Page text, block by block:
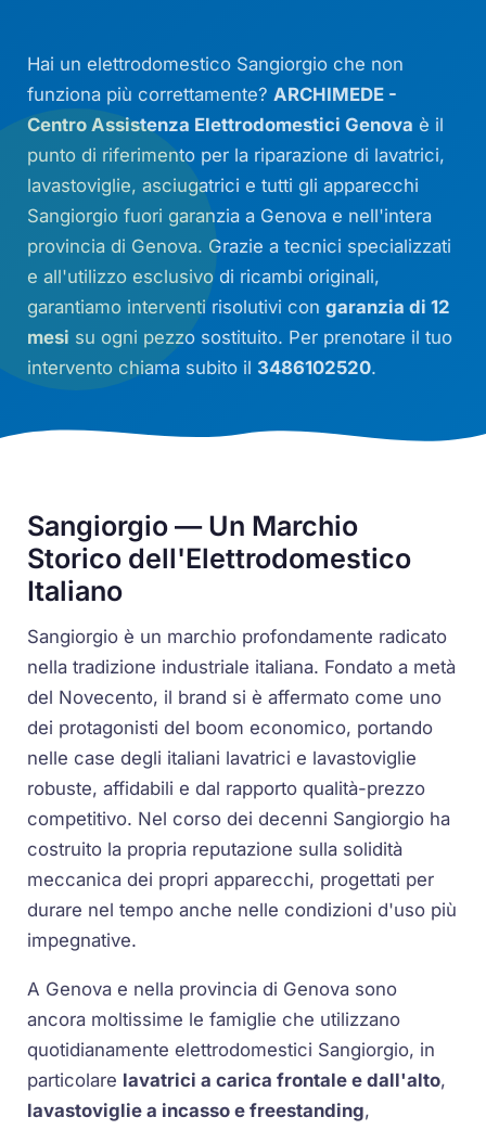
Hai un elettrodomestico Sangiorgio che non
funziona più correttamente? ARCHIMEDE -
Centro Assistenza Elettrodomestici Genova è il
punto di riferimento per la riparazione di lavatrici,
lavastoviglie, asciugatrici e tutti gli apparecchi
Sangiorgio fuori garanzia a Genova e nell'intera
provincia di Genova. Grazie a tecnici specializzati
e all'utilizzo esclusivo di ricambi originali,
garantiamo interventi risolutivi congaranzia di 12
mesi su ogni pezzo sostituito. Per prenotare il tuo
intervento chiama subito il 3486102520.
Sangiorgio — Un Marchio
Storico dell'Elettrodomestico
Italiano
Sangiorgio è un marchio profondamente radicato
nella tradizione industriale italiana. Fondato a metà
del Novecento, il brand si è affermato come uno
dei protagonisti del boom economico, portando
nelle case degli italiani lavatrici e lavastoviglie
robuste, affidabili e dal rapporto qualità-prezzo
competitivo. Nel corso dei decenni Sangiorgio ha
costruito la propria reputazione sulla solidità
meccanica dei propri apparecchi, progettati per
durare nel tempo anche nelle condizioni d'uso più
impegnative.
A Genova e nella provincia di Genova sono
ancora moltissime le famiglie che utilizzano
quotidianamente elettrodomestici Sangiorgio, in
particolare lavatrici a carica frontale e dall'alto,
lavastoviglie a incasso e freestanding,